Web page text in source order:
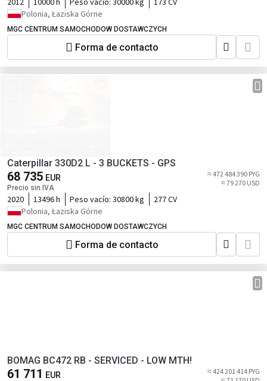
Polonia, Łaziska Górne
MGC CENTRUM SAMOCHODOW DOSTAWCZYCH
Forma de contacto
Caterpillar 330D2 L - 3 BUCKETS - GPS
68 735 EUR
Precio sin IVA
≈ 472 484 390 PYG
≈ 79 270 USD
2020 13496 h Peso vacío: 30800 kg
277 CV
Polonia, Łaziska Górne
MGC CENTRUM SAMOCHODOW DOSTAWCZYCH
Forma de contacto
BOMAG BC472 RB - SERVICED - LOW MTH!
61 711 EUR
≈ 424 201 414 PYG